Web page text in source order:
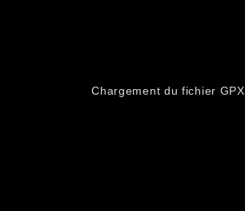
Chargement du fichier GPX